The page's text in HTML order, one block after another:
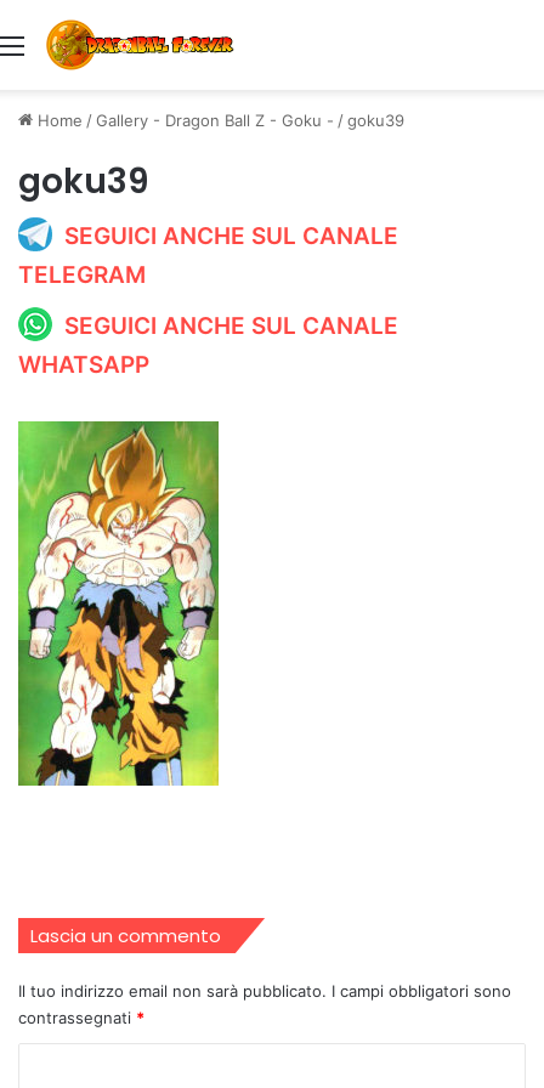
Menu
Home /Gallery - Dragon Ball Z - Goku - /goku39
goku39
SEGUICI ANCHE SUL CANALE
TELEGRAM
SEGUICI ANCHE SUL CANALE
WHATSAPP
Lascia un commento
Il tuo indirizzo email non sarà pubblicato. I campi obbligatori sono
contrassegnati *